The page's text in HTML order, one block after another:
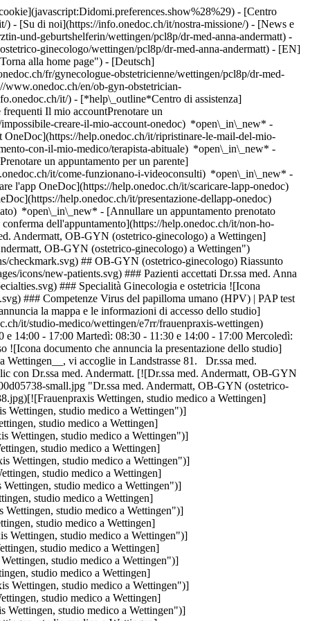
- [Centro
- [Su di noi](https://info.onedoc.ch/it/nostra-missione/) - [News e
und-geburtshelferin/wettingen/pcl8p/dr-med-anna-andermatt) -
ginecologo/wettingen/pcl8p/dr-med-anna-andermatt) - [EN]
alla home page") - [Deutsch]
fr/gynecologue-obstetricienne/wettingen/pcl8p/dr-med-
www.onedoc.ch/en/ob-gyn-obstetrician-
it/) - [*help\_outline*Centro di assistenza]
Il mio accountPrenotare un
creare-il-mio-account-onedoc) *open\_in\_new* -
help.onedoc.ch/it/ripristinare-le-mail-del-mio-
con-il-mio-medico/terapista-abituale) *open\_in\_new* -
un appuntamento per un parente]
it/come-funzionano-i-videoconsulti) *open\_in\_new* -
l'app OneDoc](https://help.onedoc.ch/it/scaricare-lapp-onedoc)
help.onedoc.ch/it/presentazione-dellapp-onedoc)
small.jpg "Frauenpraxis Wettingen, studio medico a Wettingen")](https://assets.onedoc.ch/images/entities/38aeae4818a4110b9f12cc754b43c5b46f2b15656790268fa165be85b8ba2475.jpg) * * * #### Lingue parlate tedesco, inglese, spagnolo e francese #### Sito web [Visita il sito web *open\_in\_new*](https://frauenpraxis-wettingen.ch/) ![Icona nuvoletta che annuncia la sezione FAQ](https://www.onedoc.ch/assets/images/icons/faq.svg) ### FAQ *expand\_more* *keyboard\_arrow\_right* ## Qual è l'indirizzo di Dr.ssa med. Anna Andermatt? Dr.ssa med. Anna Andermatt riceve i pazienti in Landstrasse 81, 5430 Wettingen. * * * *keyboard\_arrow\_right* ## Quali sono le lingue parlate da Dr.ssa med. Anna Andermatt? Dr.ssa med. Anna Andermatt propone delle consultazioni in tedesco, inglese, spagnolo e francese. * * * *keyboard\_arrow\_right* ## Quali sono gli orari di consultazione di Dr.ssa med. Anna Andermatt? Gli orari di consultazione di Dr.ssa med. Anna Andermatt sono: - #### [Frauenpraxis Wettingen](https://www.onedoc.ch/it/studio-medico/wettingen/e7rr/frauenpraxis-wettingen) : Landstrasse 81, 5430 Wettingen - Il lunedì dalle 08:30 alle 11:30 e dalle 14:00 alle 17:00 - Il martedì dalle 08:30 alle 11:30 e dalle 14:00 alle 17:00 - Il mercoledì dalle 08:30 alle 11:30 e dalle 14:00 alle 17:00 - Il giovedì dalle 08:30 alle 11:30 e dalle 14:00 alle 17:00 - Il venerdì dalle 08:30 alle 11:30 e dalle 14:00 alle 17:00 - Il sabato chiuso - La domenica chiuso * * * *keyboard\_arrow\_right* ## Qual è il sito web di Dr.ssa med. Anna Andermatt? Puoi visitare il sito web di Dr.ssa med. Anna Andermatt all'indirizzo: [https://frauenpraxis-wettingen... *open\_in\_new*](https://frauenpraxis-wettingen.ch/) . * * * *keyboard\_arrow\_right* ## Qual è il numero di telefono di Dr.ssa med. Anna Andermatt? Il numero di telefono di Dr.ssa med. Anna Andermatt è [056 511 05 44](tel:+41565110544). * * * *keyboard\_arrow\_right* ## Dr.ssa med. Anna Andermatt accetta nuovi pazienti? Sì, Dr.ssa med. Anna Andermatt accetta nuovi pazienti. I nuovi pazienti possono prenotare facilmente gli appuntamenti online tramite OneDoc. * * * *keyboard\_arrow\_right* ## Quali sono le specialità di Dr.ssa med. Anna Andermatt? Dr.ssa med. Anna Andermatt pratica [ginecologia e ostetricia](https://www.onedoc.ch/it/ob-gyn-ostetrico-ginecologo/wettingen) a Wettingen. * * * *keyboard\_arrow\_right* ## Quali sono le aree di competenza di Dr.ssa med. Anna Andermatt? Le aree di competenza di Dr.ssa med. Anna Andermatt a Wettingen sono: [Virus del papilloma umano (HPV) | PAP test](https://www.onedoc.ch/it/virus-del-papilloma-umano-hpv-pap-test/wettingen), [Monitoraggio gravidanza](https://www.onedoc.ch/it/monitoraggio-gravidanza/wettingen), [Pianificazione familiare](https://www.onedoc.ch/it/pianificazione-familiare/wettingen) e [Menopausa](https://www.onedoc.ch/it/menopausa/wettingen). * * * *keyboard\_arrow\_right* ## Per quali motivi posso prenotare un consulto con Dr.ssa med. Anna Andermatt? Dr.ssa med. Anna Andermatt effettua consulenze per i seguenti motivi: Ginecologia e ostetricia: - Jahreskontrolle - Jahreskontrolle - Notfall (Juckreiz vaginal, Unterbauchschmerzen, Blutungsstörungen) - 1\. Schwangerschaftskontrolle (ab 5.Schwangerschaftswoche) - Menopausebeschwerden - Sprechstunde für Jugendliche - Endom